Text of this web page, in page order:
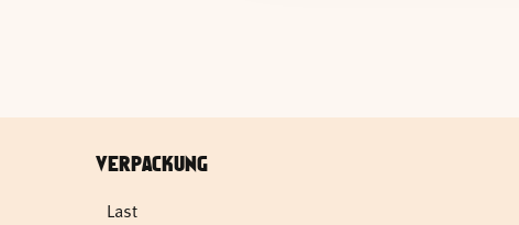
VERPACKUNG
Last